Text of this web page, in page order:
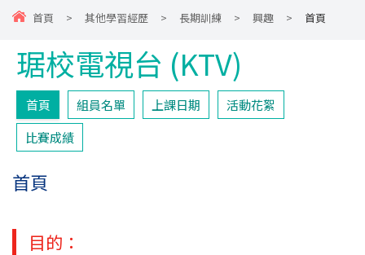
首頁 > 其他學習經歷 > 長期訓練 > 興趣 > 首頁
琚校電視台 (KTV)
首頁 組員名單 上課日期
活動花絮
比賽成績
首頁
目的：